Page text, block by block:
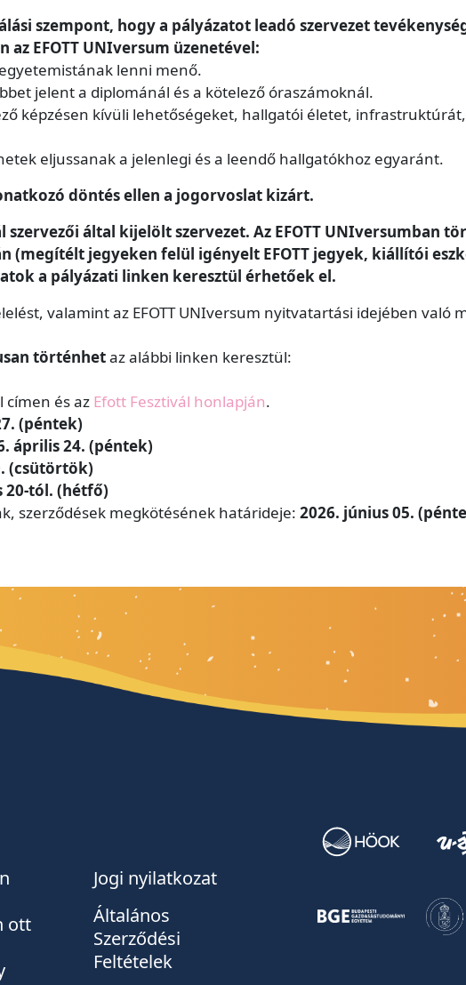
szempont, hogy a pályázatot leadó szervezet
EFOTT UNIversum üzenetével:
lenni menő.
jelent a diplománál és a kötelező óraszámoknál.
képzésen kívüli lehetőségeket, hallgatói életet,
eljussanak a jelenlegi és a leendő hallgatókhoz egyaránt.
döntés ellen a jogorvoslat kizárt.
által kijelölt szervezet. Az EFOTT UNIversumban
(megítélt jegyeken felül igényelt EFOTT jegyek, kiállítói
a pályázati linken keresztül érhetőek el.
valamint az EFOTT UNIversum nyitvatartási idejében való
történhetaz alábbi linken keresztül:
címen és az Efott Fesztivál honlapján.
(péntek)
április 24. (péntek)
(csütörtök)
20-tól. (hétfő)
szerződések megkötésének határideje: 2026. június 05.
ott
Jogi nyilatkozat
Általános
Szerződési
Feltételek